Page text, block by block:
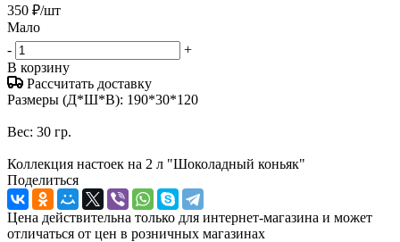
350 ₽/шт
Мало
-
+
В корзину
Рассчитать доставку
Размеры (Д*Ш*В): 190*30*120
Вес: 30 гр.
Коллекция настоек на 2 л "Шоколадный коньяк"
Поделиться
Цена действительна только для интернет-магазина и может
отличаться от цен в розничных магазинах